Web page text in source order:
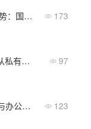
2026年监狱内网聊天软件趋势：国产化替代与智能监管方向 173
国企内网聊天软件怎么选？从私有化部署看这5款 97
企业im工具包括哪些功能？与办公协同平台的边界一文理清 123